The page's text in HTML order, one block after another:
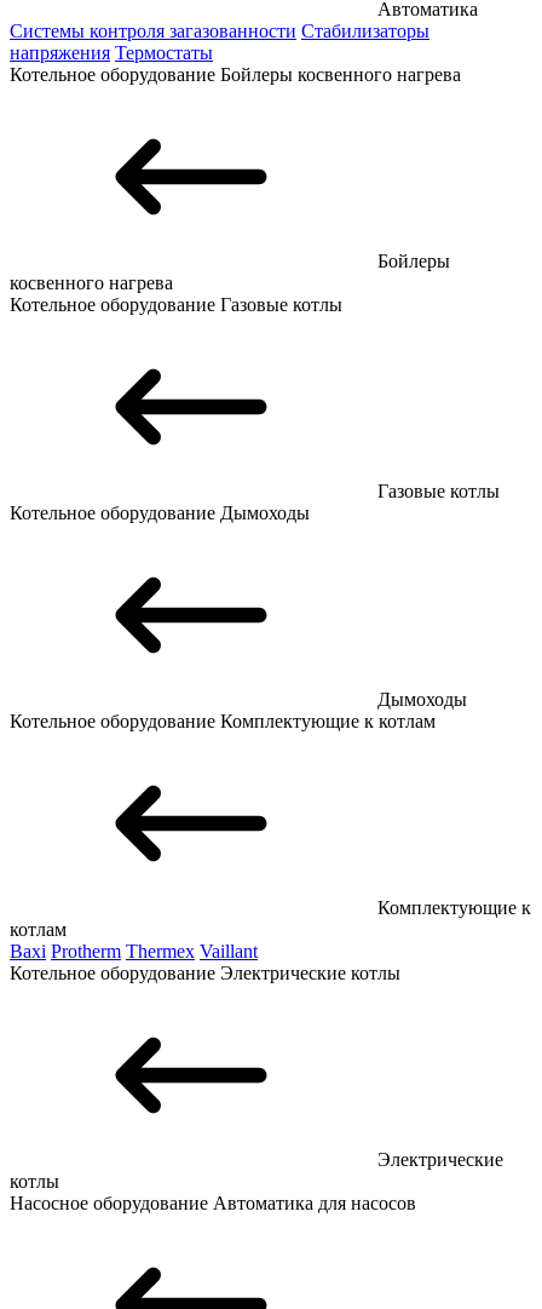
Автоматика
Системы контроля загазованности Стабилизаторы
напряжения Термостаты
Котельное оборудование Бойлеры косвенного нагрева
Бойлеры
косвенного нагрева
Котельное оборудование Газовые котлы
Газовые котлы
Котельное оборудование Дымоходы
Дымоходы
Котельное оборудование Комплектующие к котлам
Комплектующие к
котлам
Baxi Protherm Thermex Vaillant
Котельное оборудование Электрические котлы
Электрические
котлы
Насосное оборудование Автоматика для насосов